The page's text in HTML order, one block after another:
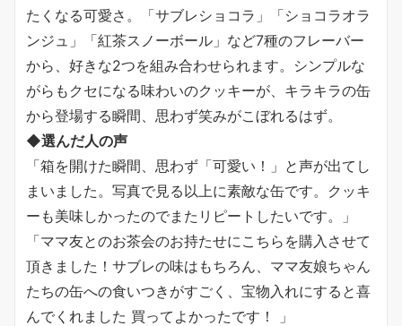
たくなる可愛さ。「サブレショコラ」「ショコラオラ
ンジュ」「紅茶スノーボール」など7種のフレーバー
から、好きな2つを組み合わせられます。シンプルな
がらもクセになる味わいのクッキーが、キラキラの缶
から登場する瞬間、思わず笑みがこぼれるはず。
◆選んだ人の声
「箱を開けた瞬間、思わず「可愛い！」と声が出てし
まいました。写真で見る以上に素敵な缶です。クッキ
ーも美味しかったのでまたリピートしたいです。」
「ママ友とのお茶会のお持たせにこちらを購入させて
頂きました！サブレの味はもちろん、ママ友娘ちゃん
たちの缶への食いつきがすごく、宝物入れにすると喜
んでくれました 買ってよかったです！ 」